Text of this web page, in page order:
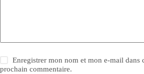
Enregistrer mon nom et mon e-mail dans
prochain commentaire.